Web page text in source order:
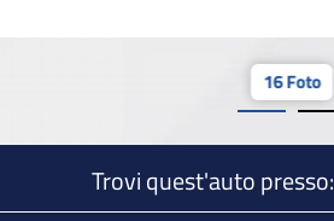
16 Foto
Trovi quest'auto presso: